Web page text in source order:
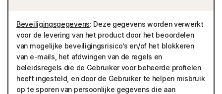
Beveiligingsgegevens: Deze gegevens worden verwerkt
voor de levering van het product door het beoordelen
van mogelijke beveiligingsrisico's en/of het blokkeren
van e-mails, het afdwingen van de regels en
beleidsregels die de Gebruiker voor beheerde profielen
heeft ingesteld, en door de Gebruiker te helpen misbruik
op te sporen van persoonlijke gegevens die aan